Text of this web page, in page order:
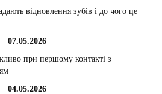
відновлення зубів і до чого це
07.05.2026
при першому контакті з
04.05.2026